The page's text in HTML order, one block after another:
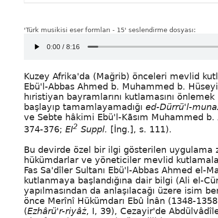
'Türk musikisi eser formları - 15' seslendirme dosyası:
Kuzey Afrika'da (Mağrib) önceleri mevlid
Ebü'l-Abbas Ahmed b. Muhammed b.
hıristiyan bayramlarını kutlamasını
başlayıp tamamlayamadığı ed-Dürrü'l-
ve Sebte hâkimi Ebü'l-Kāsım Muhammed
374-376; EI2 Suppl. [İng.], s. 111).
Bu devirde özel bir ilgi gösterilen uygulama
hükümdarlar ve yöneticiler mevlid
Fas Sa'dîler Sultanı Ebü'l-Abbas Ahmed el-
kutlanmaya başlandığına dair bilgi (Ali el-
yapılmasından da anlaşılacağı üzere isim
önce Merînî Hükümdarı Ebû İnân (1348-
(Ezhârü'r-riyâż, I, 39), Cezayir'de